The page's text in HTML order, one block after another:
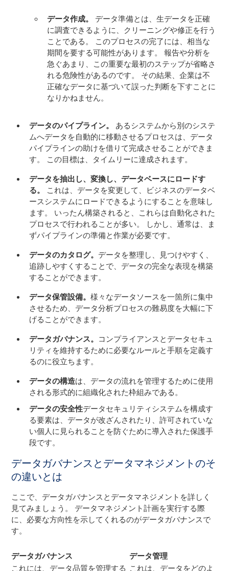
データ作成。
データ準備とは、生データを正確
に調査できるように、クリーニングや修正を行う
ことである。 このプロセスの完了には、相当な
期間を要する可能性があります。 報告や分析を
急ぐあまり、この重要な最初のステップが省略さ
れる危険性があるのです。 その結果、企業は不
正確なデータに基づいて誤った判断を下すことに
なりかねません。
データのパイプライン。 あるシステムから別のシステ
ムへデータを自動的に移動させるプロセスは、データ
パイプラインの助けを借りて完成させることができま
す。 この目標は、タイムリーに達成されます。
データを抽出し、変換し、データベースにロードす
る。 これは、データを変更して、ビジネスのデータベ
ースシステムにロードできるようにすることを意味し
ます。 いったん構築されると、これらは自動化された
プロセスで行われることが多い。 しかし、通常は、ま
ずパイプラインの準備と作業が必要です。
データのカタログ。 データを整理し、見つけやすく、
追跡しやすくすることで、データの完全な表現を構築
することができます。
データ保管設備。様々なデータソースを一箇所に集中
させるため、データ分析プロセスの難易度を大幅に下
げることができます。
データガバナンス。 コンプライアンスとデータセキュ
リティを維持するために必要なルールと手順を定義す
るのに役立ちます。
データの構造は、データの流れを管理するために使用
される形式的に組織化された枠組みである。
データの安全性データセキュリティシステムを構成す
る要素は、データが改ざんされたり、許可されていな
い個人に見られることを防ぐために導入された保護手
段です。
データガバナンスとデータマネジメントのそ
の違いとは
ここで、データガバナンスとデータマネジメントを詳しく
見てみましょう。 データマネジメント計画を実行する際
に、必要な方向性を示してくれるのがデータガバナンスで
す。
データガバナンス
データ管理
これには、データ品質を管理する これは、データをどのよ